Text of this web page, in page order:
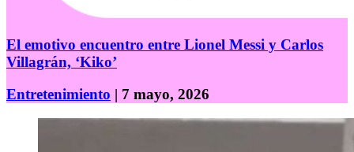
El emotivo encuentro entre Lionel Messi y Carlos
Villagrán, ‘Kiko’
Entretenimiento | 7 mayo, 2026